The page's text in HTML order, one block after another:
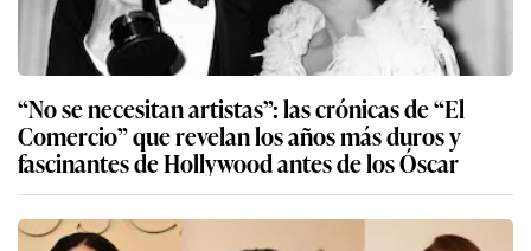
“No se necesitan artistas”: las crónicas de “El
Comercio” que revelan los años más duros y
fascinantes de Hollywood antes de los Óscar